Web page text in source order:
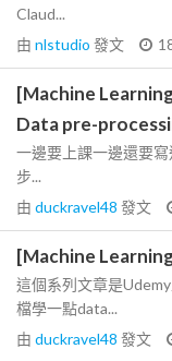
Claud...
由 nlstudio 發文
[Machine
Data pre-
一邊要上課一邊還要
步...
由 duckravel48 發文
[Machine
這個系列文章是
檔學一點data...
由 duckravel48 發文